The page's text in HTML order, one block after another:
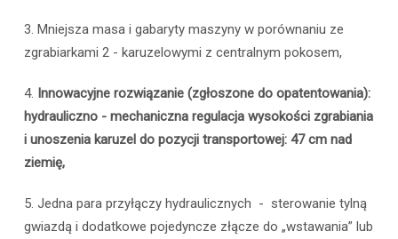
3. Mniejsza masa i gabaryty maszyny w porównaniu ze
zgrabiarkami 2 - karuzelowymi z centralnym pokosem,
4. Innowacyjne rozwiązanie (zgłoszone do opatentowania):
hydrauliczno - mechaniczna regulacja wysokości zgrabiania
i unoszenia karuzel do pozycji transportowej: 47 cm nad
ziemię,
5. Jedna para przyłączy hydraulicznych - sterowanie tylną
gwiazdą i dodatkowe pojedyncze złącze do „wstawania” lub